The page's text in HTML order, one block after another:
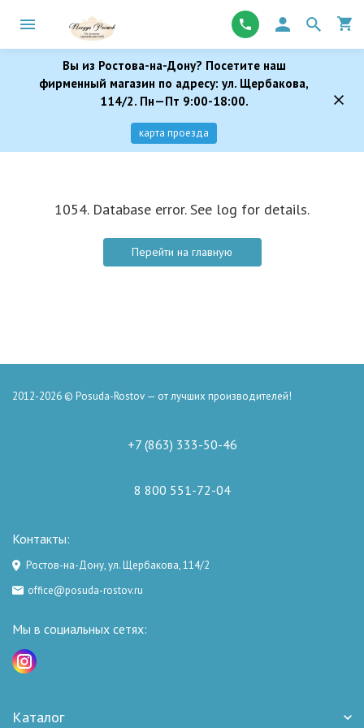
Вы из Ростова-на-Дону? Посетите наш
фирменный магазин по адресу: ул. Щербакова,
114/2. Пн—Пт 9:00-18:00.
карта проезда
1054. Database error. See log for details.
Перейти на главную
2012-2026 © Posuda-Rostov — от лучших производителей!
+7 (863) 333-50-46
8 800 551-72-04
Контакты:
Ростов-на-Дону, ул. Щербакова, 114/2
office@posuda-rostov.ru
Мы в социальных сетях:
Каталог